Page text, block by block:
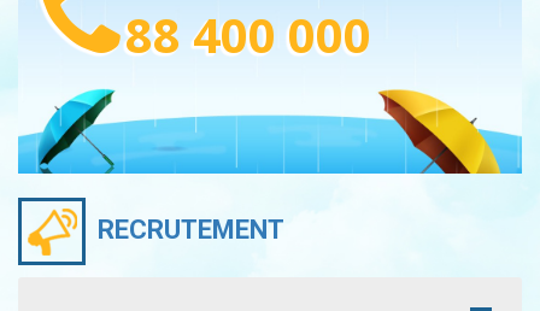
88 400 000
RECRUTEMENT